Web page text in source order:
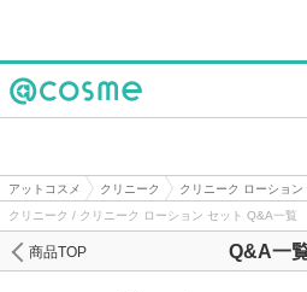
アットコスメ クリニーク クリニーク ローション
クリニーク / クリニーク ローション セット Q&A一覧
Q&A一
商品TOP